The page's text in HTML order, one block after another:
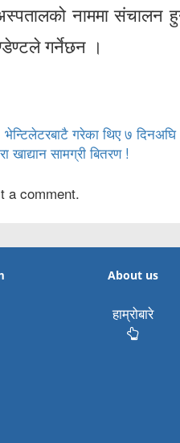
नाममा
गर्नेछन ।
गरेका थिए ७
खाद्यान सामग्री बितरण !
a comment.
About us
हाम्रोबारे